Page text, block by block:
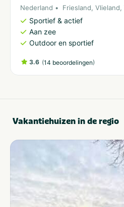
Nederland Friesland, Vlieland,
Sportief & actief
Aan zee
Outdoor en sportief
3.6 (14 beoordelingen)
Vakantiehuizen in de regio